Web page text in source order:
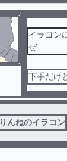
イラコン
ぜ
下手だけ
りんねのイラコン